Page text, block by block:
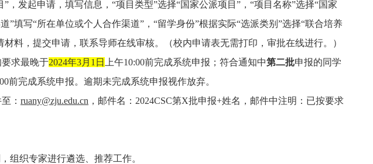
，发起申请，填写信息，“项目类型”选择“国家公派项目”，“项目名称”选择“国家
”填写“所在单位或个人合作渠道”，“留学身份”根据实际“选派类别”选择“联合培养
料，提交申请，联系导师在线审核。（校内申请表无需打印，审批在线进行。）
求最晚于2024年3月1日 上午10:00前完成系统申报；符合通知中第二批申报的同学
前完成系统申报。逾期未完成系统申报视作放弃。
： ruany@zju.edu.cn ，邮件名：2024CSC第X批申报+姓名，邮件中注明：已按要求
组织专家进行遴选、推荐工作。